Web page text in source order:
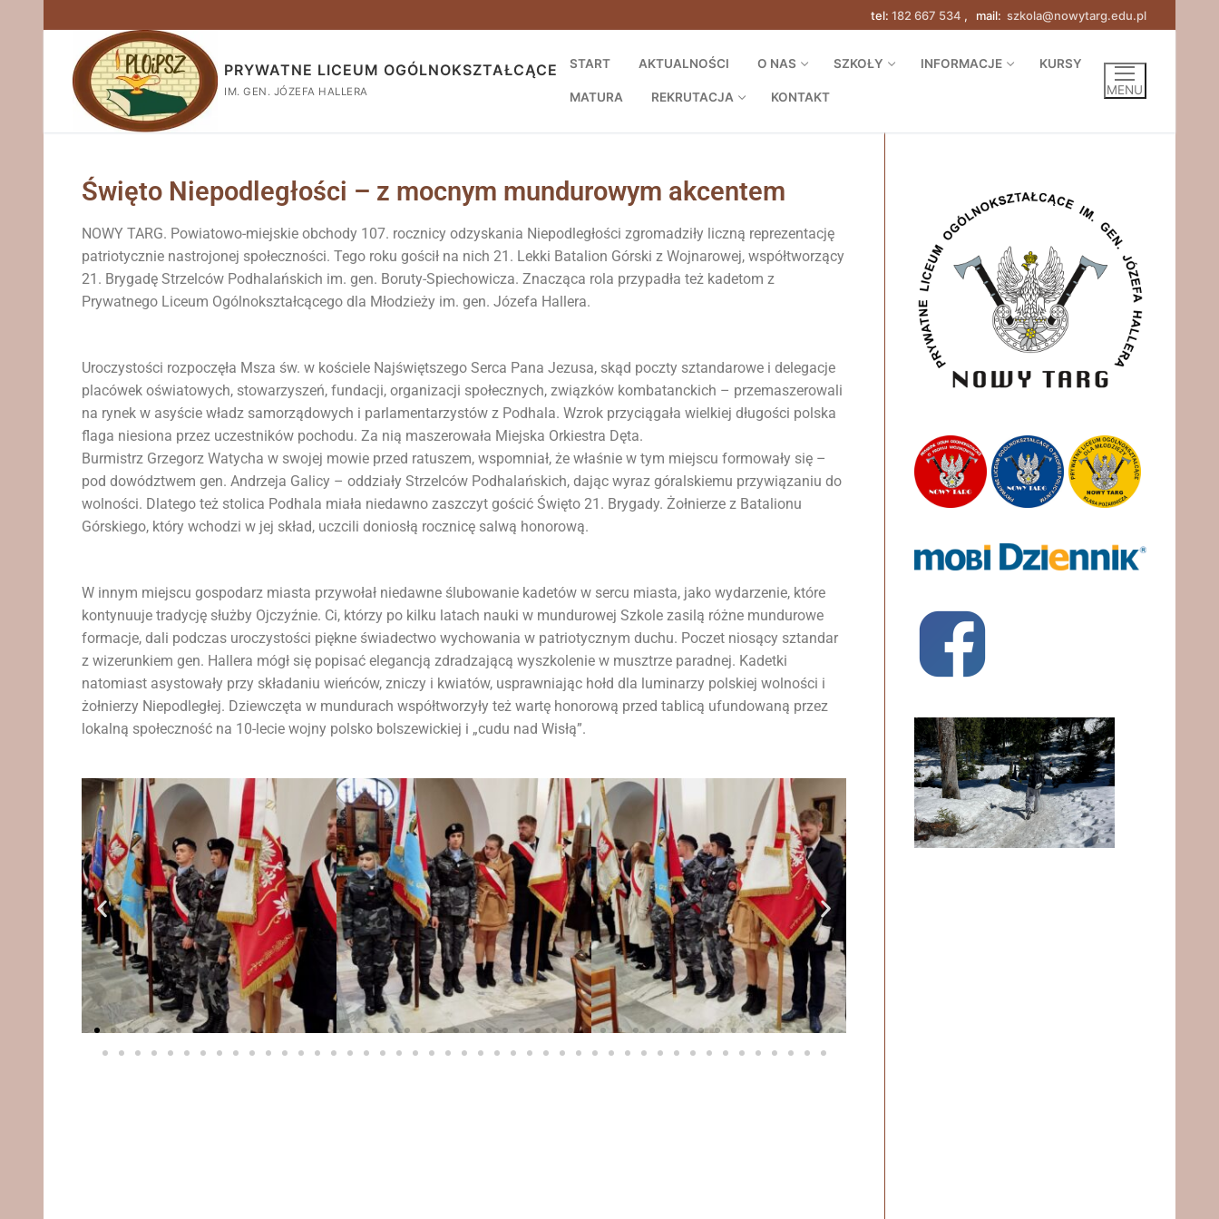
tel: 182 667 534 , mail: szkola@nowytarg.edu.pl
PRYWATNE LICEUM OGÓLNOKSZTAŁCĄCE
IM. GEN. JÓZEFA HALLERA
START AKTUALNOŚCI O NAS SZKOŁY INFORMACJE KURSY
MATURA REKRUTACJA KONTAKT MENU
Święto Niepodległości – z mocnym mundurowym akcentem
NOWY TARG. Powiatowo-miejskie obchody 107. rocznicy odzyskania Niepodległości zgromadziły liczną reprezentację
patriotycznie nastrojonej społeczności. Tego roku gościł na nich 21. Lekki Batalion Górski z Wojnarowej, współtworzący
21. Brygadę Strzelców Podhalańskich im. gen. Boruty-Spiechowicza. Znacząca rola przypadła też kadetom z
Prywatnego Liceum Ogólnokształcącego dla Młodzieży im. gen. Józefa Hallera.
Uroczystości rozpoczęła Msza św. w kościele Najświętszego Serca Pana Jezusa, skąd poczty sztandarowe i delegacje
placówek oświatowych, stowarzyszeń, fundacji, organizacji społecznych, związków kombatanckich – przemaszerowali
na rynek w asyście władz samorządowych i parlamentarzystów z Podhala. Wzrok przyciągała wielkiej długości polska
flaga niesiona przez uczestników pochodu. Za nią maszerowała Miejska Orkiestra Dęta.
Burmistrz Grzegorz Watycha w swojej mowie przed ratuszem, wspomniał, że właśnie w tym miejscu formowały się –
pod dowództwem gen. Andrzeja Galicy – oddziały Strzelców Podhalańskich, dając wyraz góralskiemu przywiązaniu do
wolności. Dlatego też stolica Podhala miała niedawno zaszczyt gościć Święto 21. Brygady. Żołnierze z Batalionu
Górskiego, który wchodzi w jej skład, uczcili doniosłą rocznicę salwą honorową.
W innym miejscu gospodarz miasta przywołał niedawne ślubowanie kadetów w sercu miasta, jako wydarzenie, które
kontynuuje tradycję służby Ojczyźnie. Ci, którzy po kilku latach nauki w mundurowej Szkole zasilą różne mundurowe
formacje, dali podczas uroczystości piękne świadectwo wychowania w patriotycznym duchu. Poczet niosący sztandar
z wizerunkiem gen. Hallera mógł się popisać elegancją zdradzającą wyszkolenie w musztrze paradnej. Kadetki
natomiast asystowały przy składaniu wieńców, zniczy i kwiatów, usprawniając hołd dla luminarzy polskiej wolności i
żołnierzy Niepodległej. Dziewczęta w mundurach współtworzyły też wartę honorową przed tablicą ufundowaną przez
lokalną społeczność na 10-lecie wojny polsko bolszewickiej i „cudu nad Wisłą”.